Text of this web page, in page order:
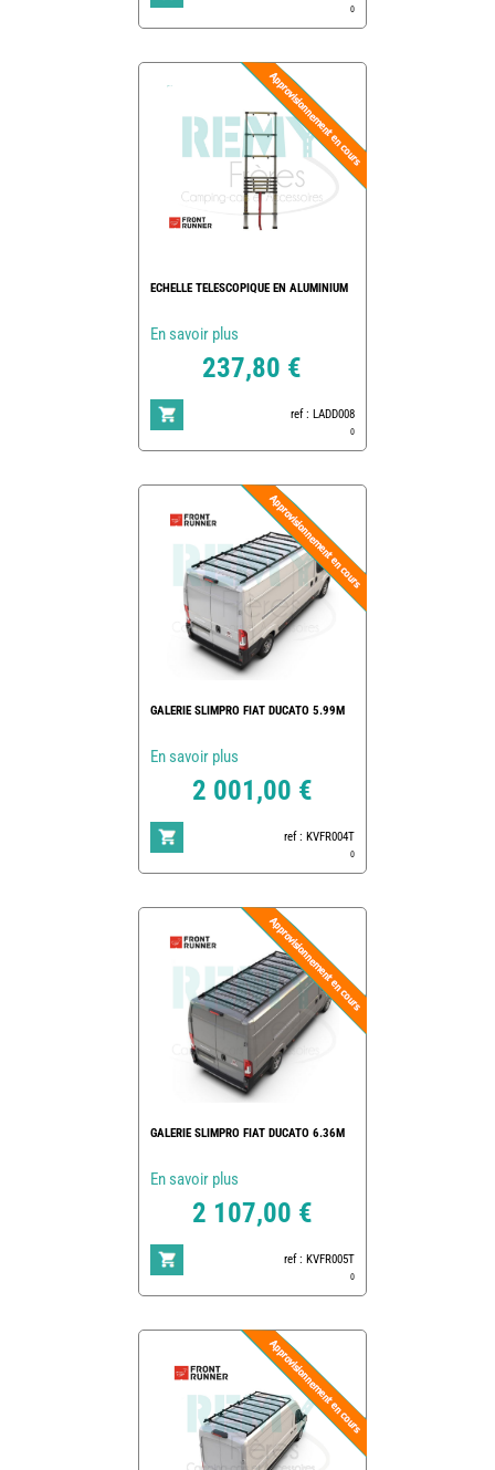
0
ECHELLE TELESCOPIQUE EN ALUMINIUM
En savoir plus
237,80 €
ref : LADD008
0
GALERIE SLIMPRO FIAT DUCATO 5.99M
En savoir plus
2 001,00 €
ref : KVFR004T
0
GALERIE SLIMPRO FIAT DUCATO 6.36M
En savoir plus
2 107,00 €
ref : KVFR005T
0